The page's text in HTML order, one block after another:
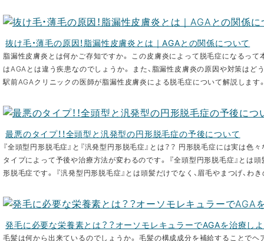
抜け毛・薄毛の原因！脂漏性皮膚炎とは｜AGAとの関係について
脂漏性皮膚炎とは何かご存知ですか。 この皮膚炎によって脱毛症になるって
はAGAとは違う疾患なのでしょうか。 また、脂漏性皮膚炎の原因や対策はど
駅前AGAクリニックの医師が脂漏性皮膚炎による脱毛症について解説し
最悪のタイプ！！全頭型と汎発型の円形脱毛症の予後について
『全頭型円形脱毛症』と『汎発型円形脱毛症』とは？？ 円形脱毛症には実は色
タイプによって予後や治療方法が変わるのです。 『全頭型円形脱毛症』とは
形脱毛症です。 『汎発型円形脱毛症』とは頭髪だけでなく、眉毛やまつげ、わ
発毛に必要な栄養素とは？？オーソモレキュラーでAGAを治療し
毛髪は何から出来ているのでしょうか。 毛髪の構成成分を補給することで